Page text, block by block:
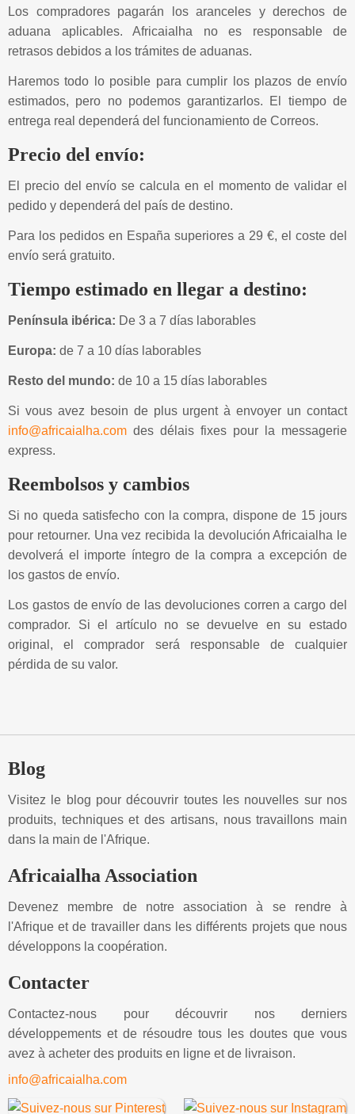
Los compradores pagarán los aranceles y derechos de
aduana aplicables. Africaialha no es responsable de
retrasos debidos a los trámites de aduanas.
Haremos todo lo posible para cumplir los plazos de envío
estimados, pero no podemos garantizarlos. El tiempo de
entrega real dependerá del funcionamiento de Correos.
Precio del envío:
El precio del envío se calcula en el momento de validar el
pedido y dependerá del país de destino.
Para los pedidos en España superiores a 29 €, el coste del
envío será gratuito.
Tiempo estimado en llegar a destino:
Península ibérica: De 3 a 7 días laborables
Europa: de 7 a 10 días laborables
Resto del mundo: de 10 a 15 días laborables
Si vous avez besoin de plus urgent à envoyer un contact
info@africaialha.com des délais fixes pour la messagerie
express.
Reembolsos y cambios
Si no queda satisfecho con la compra, dispone de 15 jours
pour retourner. Una vez recibida la devolución Africaialha le
devolverá el importe íntegro de la compra a excepción de
los gastos de envío.
Los gastos de envío de las devoluciones corren a cargo del
comprador. Si el artículo no se devuelve en su estado
original, el comprador será responsable de cualquier
pérdida de su valor.
Blog
Visitez le blog pour découvrir toutes les nouvelles sur nos
produits, techniques et des artisans, nous travaillons main
dans la main de l'Afrique.
Africaialha Association
Devenez membre de notre association à se rendre à
l'Afrique et de travailler dans les différents projets que nous
développons la coopération.
Contacter
Contactez-nous pour découvrir nos derniers
développements et de résoudre tous les doutes que vous
avez à acheter des produits en ligne et de livraison.
info@africaialha.com